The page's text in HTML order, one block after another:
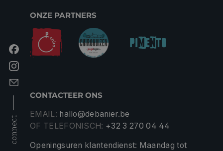
connect
ONZE PARTNERS
CONTACTEER ONS
EMAIL: hallo@debanier.be
OF TELEFONISCH: +32 3 270 04 44
Openingsuren klantendienst: Maandag tot